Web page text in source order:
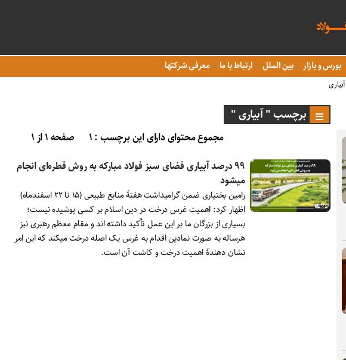
بورس و بازار بین الملل ارتباط با ما معرفی شرکتها
آبیاری
برچسب " آبیاری "
مجموع محتوای دارای این برچسب : ۱
صفحه ۱ از ۱
۹۹ درصد آبیاری فضای سبز فولاد مبارکه به روش قطره‌ای انجام
میشود
رامین بختیاری ضمن گرامیداشت هفتۀ منابع طبیعی (۱۵ تا ۲۲ اسفندماه)
اظهار کرد: اهمیت غرس درخت در دین اسلام بر کسی پوشیده نیست؛
بسیاری از بزرگان ما بر این عمل تأکید داشته اند و مقام معظم رهبری نیز
هرساله به صورت نمادین اقدام به غرس یک اصله درخت میکند که این امر
نشان دهندۀ اهمیت درخت و کاشت آن است.